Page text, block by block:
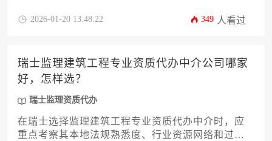
解读能力和工程监理资质审批流程的全程把控实
2026-01-20 13:48:22 349 人看过
瑞士监理建筑工程专业资质代办中介公司哪家
好，怎样选？
瑞士监理资质代办
在瑞士选择监理建筑工程专业资质代办中介时，应
重点考察其本地法规熟悉度、行业资源网络和过往